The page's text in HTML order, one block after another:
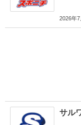
2026年7
サル